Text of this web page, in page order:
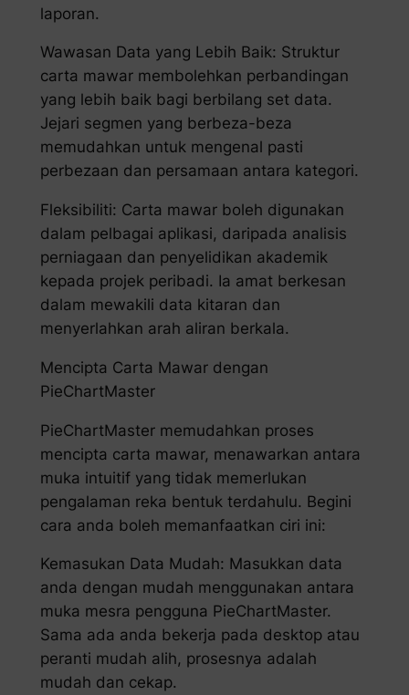
laporan.
Wawasan Data yang Lebih Baik: Struktur
carta mawar membolehkan perbandingan
yang lebih baik bagi berbilang set data.
Jejari segmen yang berbeza-beza
memudahkan untuk mengenal pasti
perbezaan dan persamaan antara kategori.
Fleksibiliti: Carta mawar boleh digunakan
dalam pelbagai aplikasi, daripada analisis
perniagaan dan penyelidikan akademik
kepada projek peribadi. Ia amat berkesan
dalam mewakili data kitaran dan
menyerlahkan arah aliran berkala.
Mencipta Carta Mawar dengan
PieChartMaster
PieChartMaster memudahkan proses
mencipta carta mawar, menawarkan antara
muka intuitif yang tidak memerlukan
pengalaman reka bentuk terdahulu. Begini
cara anda boleh memanfaatkan ciri ini:
Kemasukan Data Mudah: Masukkan data
anda dengan mudah menggunakan antara
muka mesra pengguna PieChartMaster.
Sama ada anda bekerja pada desktop atau
peranti mudah alih, prosesnya adalah
mudah dan cekap.